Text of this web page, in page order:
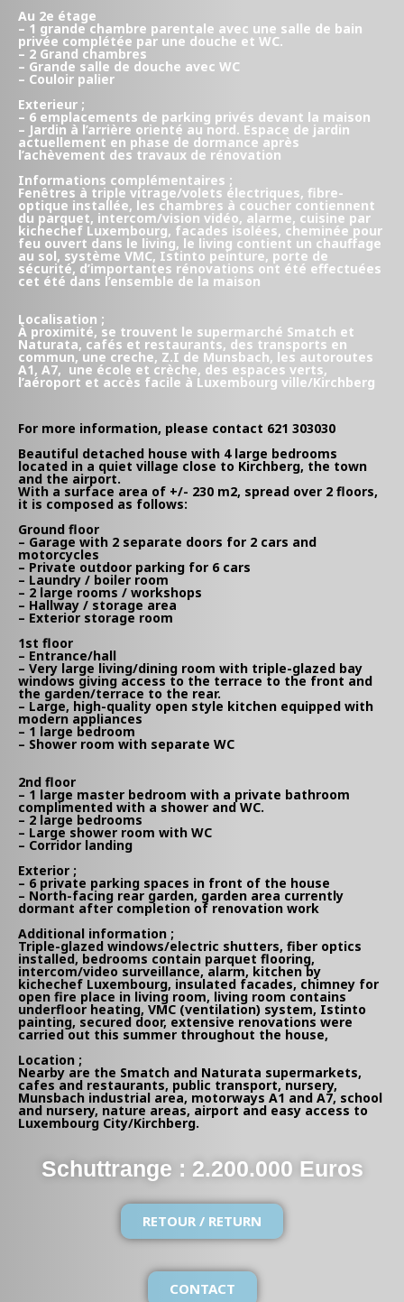
Au 2e étage
– 1 grande chambre parentale avec une salle de bain
privée complétée par une douche et WC.
– 2 Grand chambres
– Grande salle de douche avec WC
– Couloir palier
Exterieur ;
– 6 emplacements de parking privés devant la maison
– Jardin à l’arrière orienté au nord. Espace de jardin
actuellement en phase de dormance après
l’achèvement des travaux de rénovation
Informations complémentaires ;
Fenêtres à triple vitrage/volets électriques, fibre-
optique installée, les chambres à coucher contiennent
du parquet, intercom/vision vidéo, alarme, cuisine par
kichechef Luxembourg, facades isolées, cheminée pour
feu ouvert dans le living, le living contient un chauffage
au sol, système VMC, Istinto peinture, porte de
sécurité, d’importantes rénovations ont été effectuées
cet été dans l’ensemble de la maison
Localisation ;
À proximité, se trouvent le supermarché Smatch et
Naturata, cafés et restaurants, des transports en
commun, une creche, Z.I de Munsbach, les autoroutes
A1, A7, une école et crèche, des espaces verts,
l’aéroport et accès facile à Luxembourg ville/Kirchberg
For more information, please contact 621 303030
Beautiful detached house with 4 large bedrooms
located in a quiet village close to Kirchberg, the town
and the airport.
With a surface area of +/- 230 m2, spread over 2 floors,
it is composed as follows:
Ground floor
– Garage with 2 separate doors for 2 cars and
motorcycles
– Private outdoor parking for 6 cars
– Laundry / boiler room
– 2 large rooms / workshops
– Hallway / storage area
– Exterior storage room
1st floor
– Entrance/hall
– Very large living/dining room with triple-glazed bay
windows giving access to the terrace to the front and
the garden/terrace to the rear.
– Large, high-quality open style kitchen equipped with
modern appliances
– 1 large bedroom
– Shower room with separate WC
2nd floor
– 1 large master bedroom with a private bathroom
complimented with a shower and WC.
– 2 large bedrooms
– Large shower room with WC
– Corridor landing
Exterior ;
– 6 private parking spaces in front of the house
– North-facing rear garden, garden area currently
dormant after completion of renovation work
Additional information ;
Triple-glazed windows/electric shutters, fiber optics
installed, bedrooms contain parquet flooring,
intercom/video surveillance, alarm, kitchen by
kichechef Luxembourg, insulated facades, chimney for
open fire place in living room, living room contains
underfloor heating, VMC (ventilation) system, Istinto
painting, secured door, extensive renovations were
carried out this summer throughout the house,
Location ;
Nearby are the Smatch and Naturata supermarkets,
cafes and restaurants, public transport, nursery,
Munsbach industrial area, motorways A1 and A7, school
and nursery, nature areas, airport and easy access to
Luxembourg City/Kirchberg.
Schuttrange : 2.200.000 Euros
RETOUR / RETURN
CONTACT